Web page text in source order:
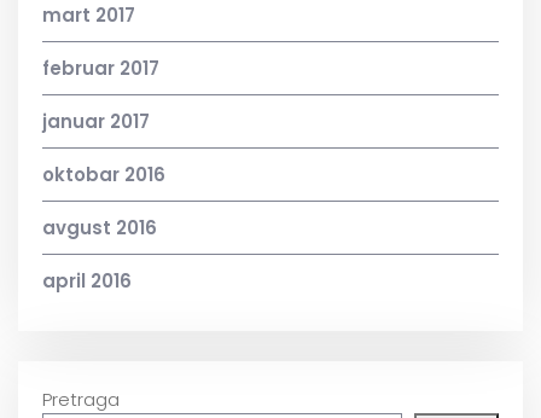
mart 2017
februar 2017
januar 2017
oktobar 2016
avgust 2016
april 2016
Pretraga